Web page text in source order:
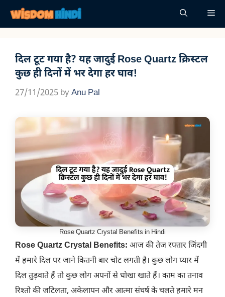
content
दिल टूट गया है? यह जादुई Rose Quartz क्रिस्टल
कुछ ही दिनों में भर देगा हर घाव!
27/11/2025 byAnu Pal
Rose Quartz Crystal Benefits in Hindi
Rose Quartz Crystal Benefits: आज की तेज रफ्तार जिंदगी
में हमारे दिल पर जाने कितनी बार चोट लगती है। कुछ लोग प्यार में
दिल तुड़वाते हैं तो कुछ लोग अपनों से धोखा खाते हैं। काम का तनाव
रिश्तो की जटिलता, अकेलापन और आत्मा संघर्ष के चलते हमारे मन